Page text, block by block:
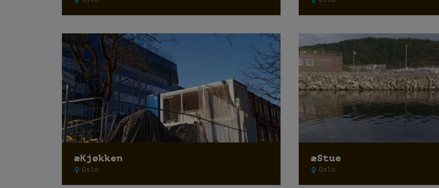
æKjøkken
Oslo
æStue
Oslo